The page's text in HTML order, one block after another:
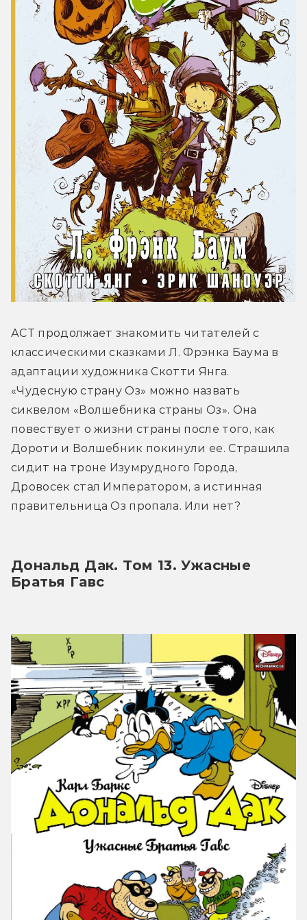
АСТ продолжает знакомить читателей с
классическими сказками Л. Фрэнка Баума в
адаптации художника Скотти Янга.
«Чудесную страну Оз» можно назвать
сиквелом «Волшебника страны Оз». Она
повествует о жизни страны после того, как
Дороти и Волшебник покинули ее. Страшила
сидит на троне Изумрудного Города,
Дровосек стал Императором, а истинная
правительница Оз пропала. Или нет?
Дональд Дак. Том 13. Ужасные
Братья Гавс